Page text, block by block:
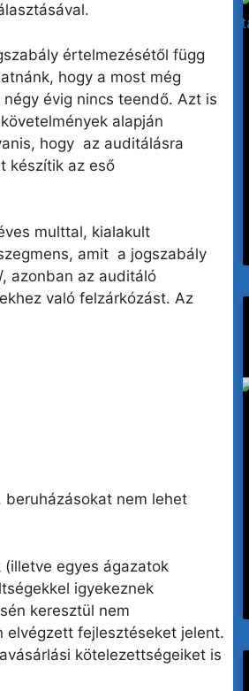
értelmezésétől függ
hogy a most még
évig nincs teendő. Azt is
alapján
hogy az auditálásra
készítik az eső
multtal, kialakult
amit a jogszabály
azonban az auditáló
való felzárkózást. Az
nem lehet
egyes ágazatok
igyekeznek
keresztül nem
elvégzett fejlesztéseket jelent.
kötelezettségeiket is